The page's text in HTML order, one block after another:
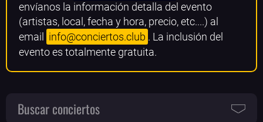
envíanos la información detalla del evento
(artistas, local, fecha y hora, precio, etc....) al
email
info@conciertos.club . La inclusión del
evento es totalmente gratuita.
Buscar conciertos